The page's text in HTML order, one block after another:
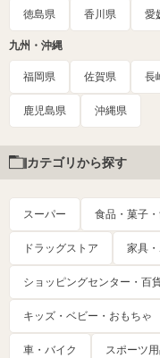
徳島県 香川県 愛
九州・沖縄
福岡県 佐賀県 長
鹿児島県 沖縄県
カテゴリから探す
スーパー 食品・菓子
ドラッグストア 家具
ショッピングセンター・百
キッズ・ベビー・おもちゃ
車・バイク スポーツ